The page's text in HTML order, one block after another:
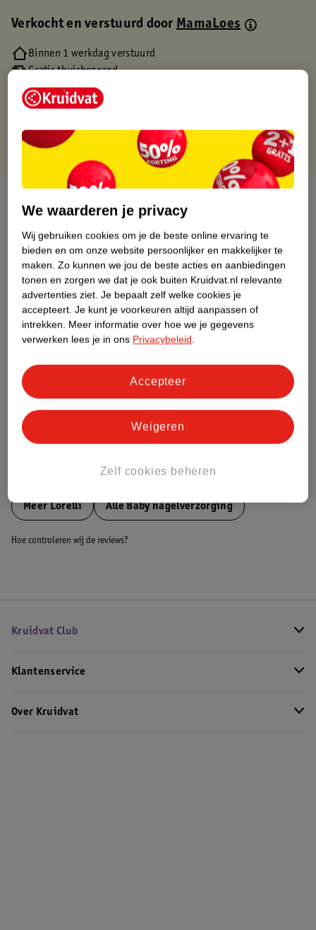
Verkocht en verstuurd doorMamaLoes
Binnen 1 werkdag verstuurd
Gratis thuisbezorgd
Gratis retourneren via verkooppartner.
Gratis punten met je Kruidvat kaart
Productinformatie
Etiketinformatie
Nature Impact Score
Dit product heeft (nog) geen Nature
Meer informatie
Bestel & Bezorginformatie
MeerLorelli Alle Baby nagelverzorging
Hoe controleren wij de reviews?
Kruidvat Club
Klantenservice
Over Kruidvat
We waarderen je privacy
Wij gebruiken cookies om je de beste online ervaring te
bieden en om onze website persoonlijker en makkelijker te
maken. Zo kunnen we jou de beste acties en aanbiedingen
tonen en zorgen we dat je ook buiten Kruidvat.nl relevante
advertenties ziet. Je bepaalt zelf welke cookies je
accepteert. Je kunt je voorkeuren altijd aanpassen of
intrekken. Meer informatie over hoe we je gegevens
verwerken lees je in ons Privacybeleid.
Zelf cookies beheren
Weigeren
Accepteer